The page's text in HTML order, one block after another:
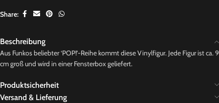
Share:
Beschreibung
Aus Funkos beliebter ‘POP!’-Reihe kommt diese Vinylfigur. Jede Figur ist ca. 9
cm groß und wird in einer Fensterbox geliefert.
Produktsicherheit
Versand & Lieferung